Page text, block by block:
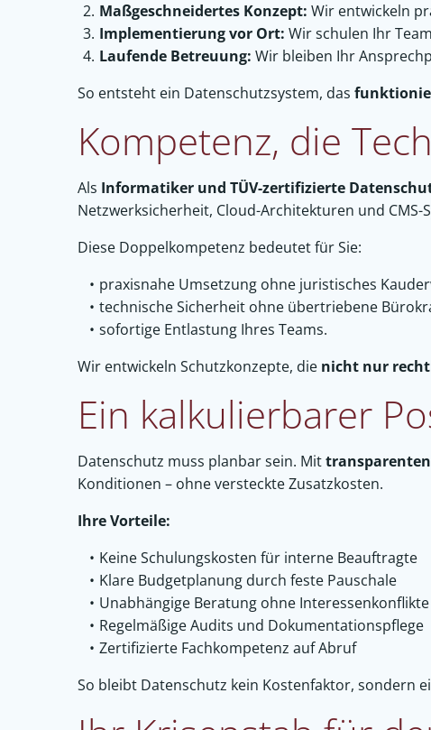
Maßgeschneidertes Konzept: Wir entwickeln
Implementierung vor Ort: Wir schulen Ihr
Laufende Betreuung: Wir bleiben Ihr
So entsteht ein Datenschutzsystem, das
Kompetenz, die
Als Informatiker und TÜV-zertifizierte
Netzwerksicherheit, Cloud-Architekturen und CMS-
Diese Doppelkompetenz bedeutet für Sie:
praxisnahe Umsetzung ohne juristisches
technische Sicherheit ohne übertriebene
sofortige Entlastung Ihres Teams.
Wir entwickeln Schutzkonzepte, die nicht nur
Ein kalkulierbarer
Datenschutz muss planbar sein. Mittransparenten
Konditionen – ohne versteckte Zusatzkosten.
Ihre Vorteile:
Keine Schulungskosten für interne Beauftragte
Klare Budgetplanung durch feste Pauschale
Unabhängige Beratung ohne Interessenkonflikte
Regelmäßige Audits und Dokumentationspflege
Zertifizierte Fachkompetenz auf Abruf
So bleibt Datenschutz kein Kostenfaktor, sondern